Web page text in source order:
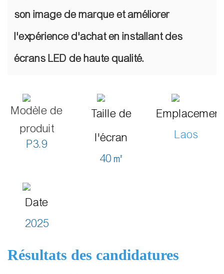
son image de marque et améliorer
l'expérience d'achat en installant des
écrans LED de haute qualité.
Modèle de
produit
P3.9
Taille de
l'écran
40㎡
Emplacement
Laos
Date
2025
Résultats des candidatures